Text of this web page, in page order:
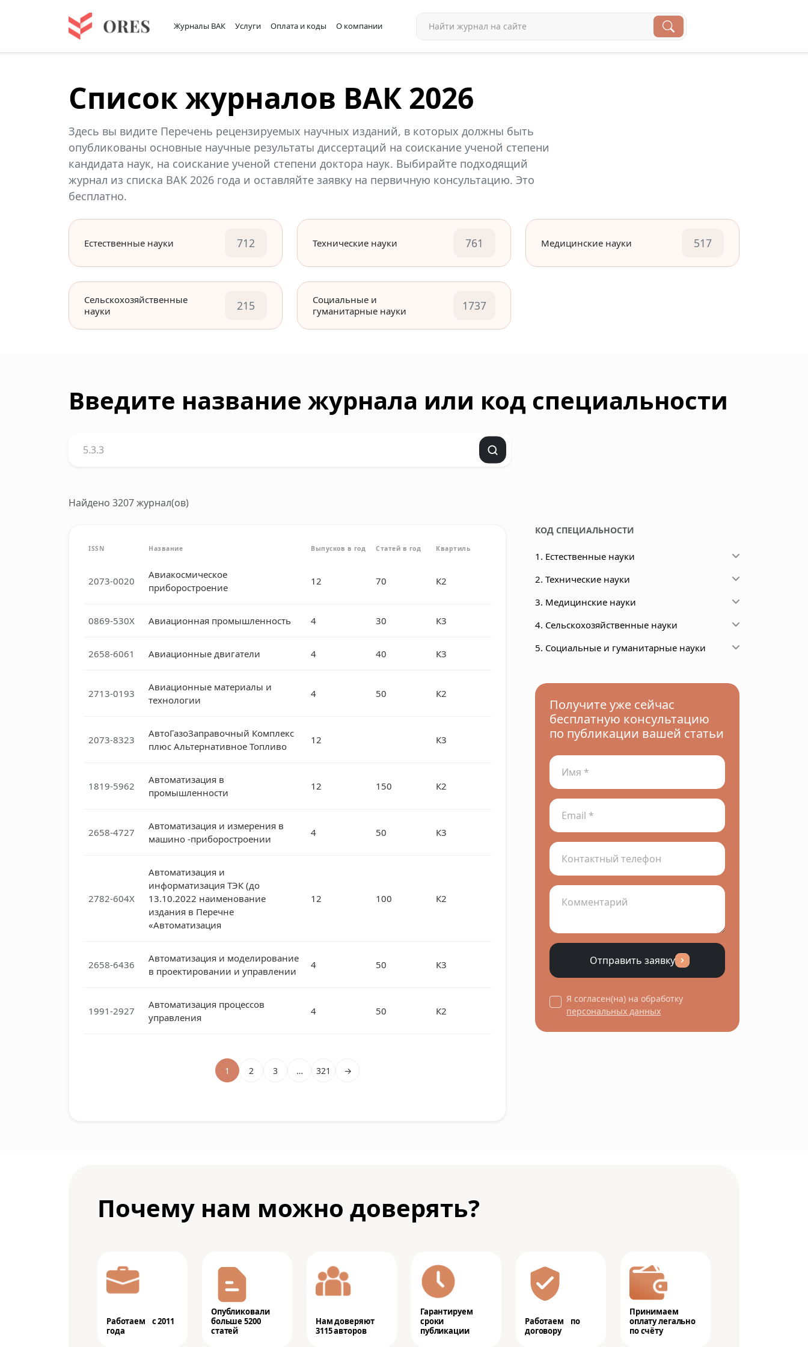
Журналы ВАК Услуги Оплата и коды О компании
Список журналов ВАК 2026
Здесь вы видите Перечень рецензируемых научных изданий, в которых должны быть
опубликованы основные научные результаты диссертаций на соискание ученой степени
кандидата наук, на соискание ученой степени доктора наук. Выбирайте подходящий
журнал из списка ВАК 2026 года и оставляйте заявку на первичную консультацию. Это
бесплатно.
Естественные науки 712 Технические науки 761 Медицинские науки 517
Сельскохозяйственные
науки
215
Социальные и
гуманитарные науки
1737
Введите название журнала или код специальности
Найдено 3207 журнал(ов)
ISSN Название Выпусков в год Статей в год Квартиль
2073-0020
Авиакосмическое
приборостроение
12 70 К2
0869-530X Авиационная промышленность 4 30 К3
2658-6061 Авиационные двигатели 4 40 К3
2713-0193
Авиационные материалы и
технологии
4 50 К2
2073-8323
АвтоГазоЗаправочный Комплекс
плюс Альтернативное Топливо
12 К3
1819-5962
Автоматизация в
промышленности
12 150 К2
2658-4727
Автоматизация и измерения в
машино -приборостроении
4 50 К3
2782-604X
Автоматизация и
информатизация ТЭК (до
13.10.2022 наименование
издания в Перечне
«Автоматизация
12 100 К2
2658-6436
Автоматизация и моделирование
в проектировании и управлении
4 50 К3
1991-2927
Автоматизация процессов
управления
4 50 К2
1 2 3 … 321 →
КОД СПЕЦИАЛЬНОСТИ
1. Естественные науки
2. Технические науки
3. Медицинские науки
4. Сельскохозяйственные науки
5. Социальные и гуманитарные науки
Получите уже сейчас
бесплатную консультацию
по публикации вашей статьи
Отправить заявку
Я согласен(на) на обработку
персональных данных
Почему нам можно доверять?
Работаем с 2011
года
Опубликовали
больше 5200
статей
Нам доверяют
3115 авторов
Гарантируем
сроки
публикации
Работаем по
договору
Принимаем
оплату легально
по счёту